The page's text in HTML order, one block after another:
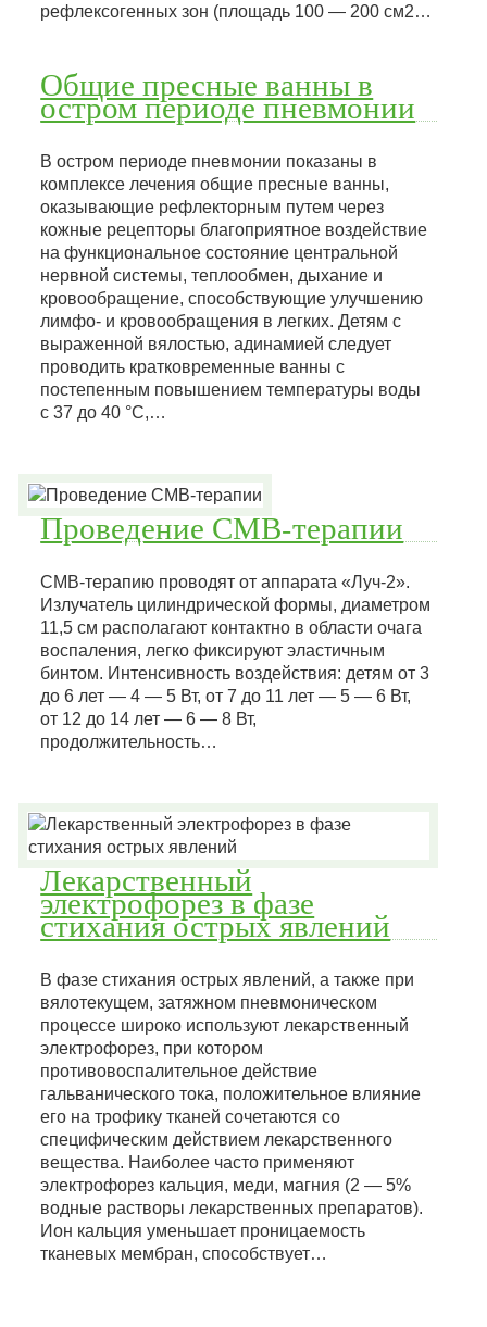
рефлексогенных зон (площадь 100 — 200 см2…
Общие пресные ванны в
остром периоде пневмонии
В остром периоде пневмонии показаны в
комплексе лечения общие пресные ванны,
оказывающие рефлекторным путем через
кожные рецепторы благоприятное воздействие
на функциональное состояние центральной
нервной системы, теплообмен, дыхание и
кровообращение, способствующие улучшению
лимфо- и кровообращения в легких. Детям с
выраженной вялостью, адинамией следует
проводить кратковременные ванны с
постепенным повышением температуры воды
с 37 до 40 °С,…
Проведение СМВ-терапии
СМВ-терапию проводят от аппарата «Луч-2».
Излучатель цилиндрической формы, диаметром
11,5 см располагают контактно в области очага
воспаления, легко фиксируют эластичным
бинтом. Интенсивность воздействия: детям от 3
до 6 лет — 4 — 5 Вт, от 7 до 11 лет — 5 — 6 Вт,
от 12 до 14 лет — 6 — 8 Вт,
продолжительность…
Лекарственный
электрофорез в фазе
стихания острых явлений
В фазе стихания острых явлений, а также при
вялотекущем, затяжном пневмоническом
процессе широко используют лекарственный
электрофорез, при котором
противовоспалительное действие
гальванического тока, положительное влияние
его на трофику тканей сочетаются со
специфическим действием лекарственного
вещества. Наиболее часто применяют
электрофорез кальция, меди, магния (2 — 5%
водные растворы лекарственных препаратов).
Ион кальция уменьшает проницаемость
тканевых мембран, способствует…